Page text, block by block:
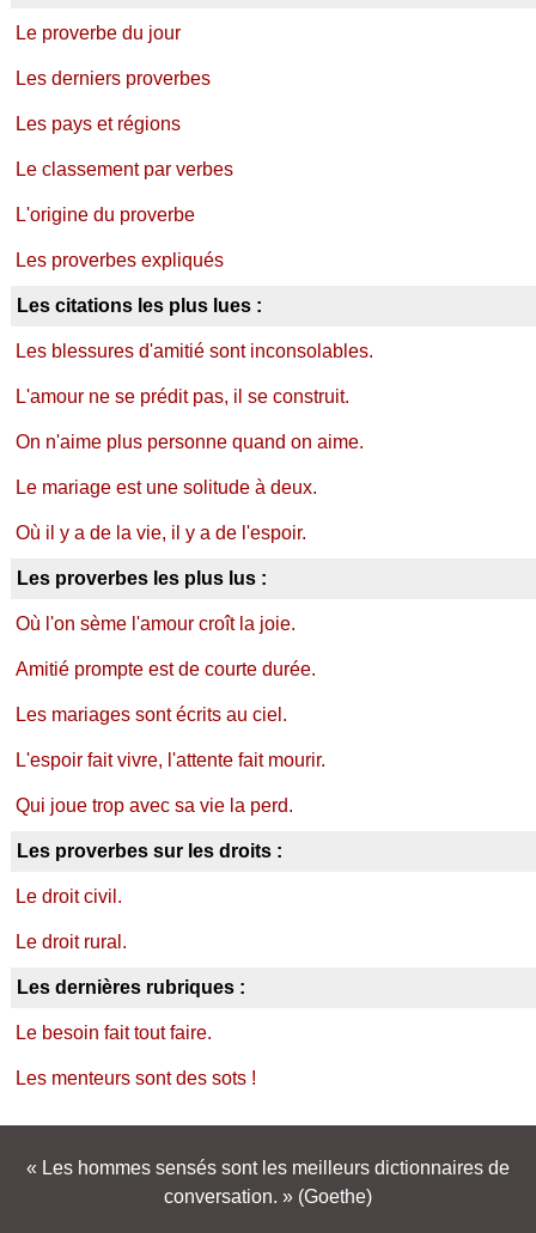
Le proverbe du jour
Les derniers proverbes
Les pays et régions
Le classement par verbes
L'origine du proverbe
Les proverbes expliqués
Les citations les plus lues :
Les blessures d'amitié sont inconsolables.
L'amour ne se prédit pas, il se construit.
On n'aime plus personne quand on aime.
Le mariage est une solitude à deux.
Où il y a de la vie, il y a de l'espoir.
Les proverbes les plus lus :
Où l'on sème l'amour croît la joie.
Amitié prompte est de courte durée.
Les mariages sont écrits au ciel.
L'espoir fait vivre, l'attente fait mourir.
Qui joue trop avec sa vie la perd.
Les proverbes sur les droits :
Le droit civil.
Le droit rural.
Les dernières rubriques :
Le besoin fait tout faire.
Les menteurs sont des sots !
Les hommes sensés sont les meilleurs dictionnaires de
conversation.
(Goethe)